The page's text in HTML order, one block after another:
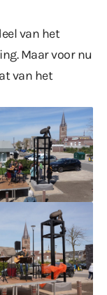
van het
Maar voor nu
van het